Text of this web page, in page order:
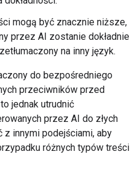
mogą być znacznie niższe,
przez AI zostanie dokładnie
na inny język.
do bezpośredniego
przeciwników przed
jednak utrudnić
przez AI do złych
z innymi podejściami, aby
różnych typów treści